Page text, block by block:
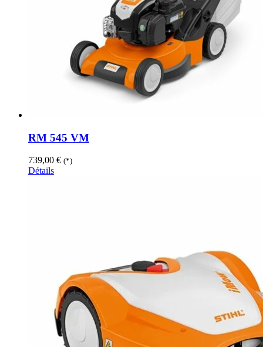
RM 545 VM
739,00 € (*)
Détails